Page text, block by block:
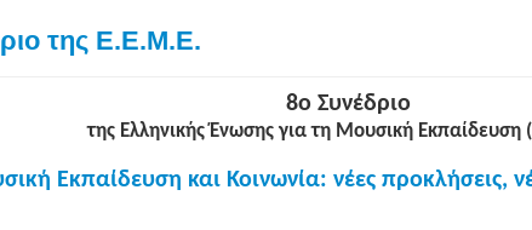
της Ε.Ε.Μ.Ε.
8ο Συνέδριο
της Ελληνικής Ένωσης για τη Μουσική
Εκπαίδευση και Κοινωνία: νέες προκλήσεις,